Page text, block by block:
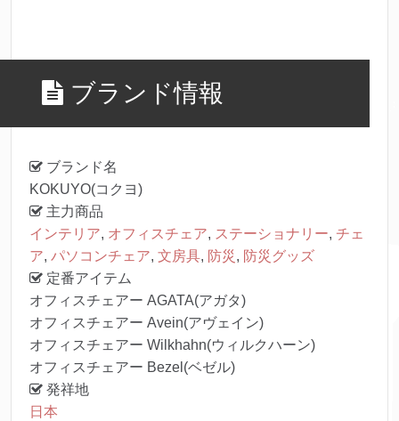
ブランド情報
ブランド名
KOKUYO(コクヨ)
主力商品
インテリア, オフィスチェア, ステーショナリー, チェ
ア, パソコンチェア, 文房具, 防災 , 防災グッズ
定番アイテム
オフィスチェアー AGATA(アガタ)
オフィスチェアー Avein(アヴェイン)
オフィスチェアー Wilkhahn(ウィルクハーン)
オフィスチェアー Bezel(ベゼル)
発祥地
日本